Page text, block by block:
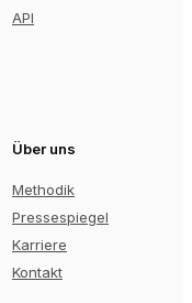
API
Über uns
Methodik
Pressespiegel
Karriere
Kontakt